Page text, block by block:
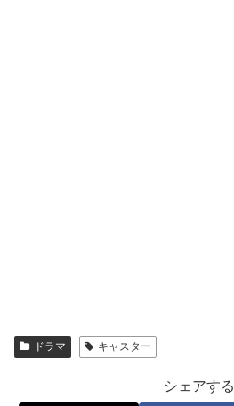
ドラマ キャスター
シェアする